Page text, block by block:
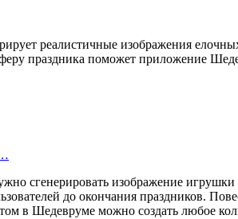
реалистичные изображения
праздника поможет приложение
сгенерировать изображение
до окончания праздников.
в Шедевруме можно создать любое